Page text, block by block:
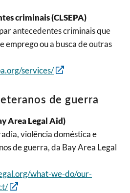
criminais (CLSEPA)
antecedentes criminais que
emprego ou a busca de outras
services/
de guerra
Area Legal Aid)
violência doméstica e
de guerra, da Bay Area Legal
what-we-do/our-